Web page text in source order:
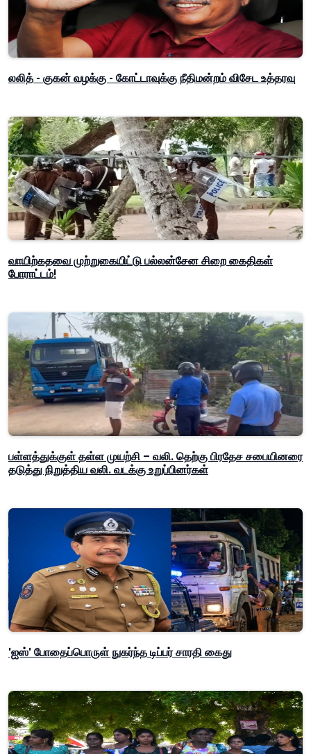
லலித் - குகன் வழக்கு - கோட்டாவுக்கு நீதிமன்றம் விசேட உத்தரவு
வாயிற்கதவை முற்றுகையிட்டு பல்லன்சேன சிறை கைதிகள்
போராட்டம்!
பள்ளத்துக்குள் தள்ள முயற்சி – வலி. தெற்கு பிரதேச சபையினரை
தடுத்து நிறுத்திய வலி. வடக்கு உறுப்பினர்கள்
'ஐஸ்' போதைப்பொருள் நுகர்ந்த டிப்பர் சாரதி கைது